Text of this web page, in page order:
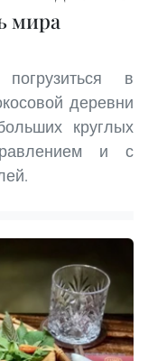
мира
в
деревни
круглых
и с